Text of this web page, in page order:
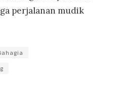
perjalanan mudik